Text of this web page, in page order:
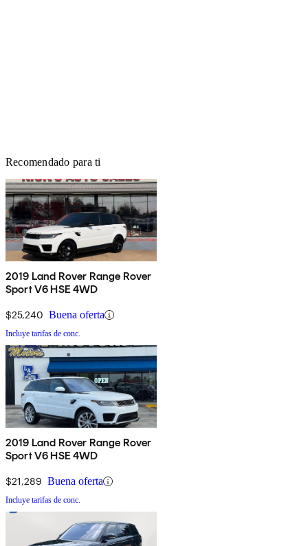
Recomendado para ti
2019 Land Rover Range Rover
Sport V6 HSE 4WD
$25,240 Buena oferta
Incluye tarifas de conc.
2019 Land Rover Range Rover
Sport V6 HSE 4WD
$21,289 Buena oferta
Incluye tarifas de conc.